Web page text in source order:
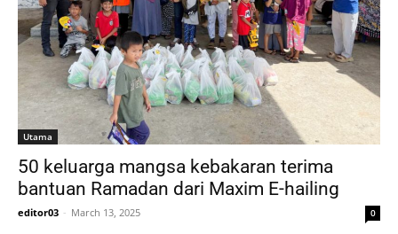
Utama
50 keluarga mangsa kebakaran terima
bantuan Ramadan dari Maxim E-hailing
editor03 - March 13, 2025 0